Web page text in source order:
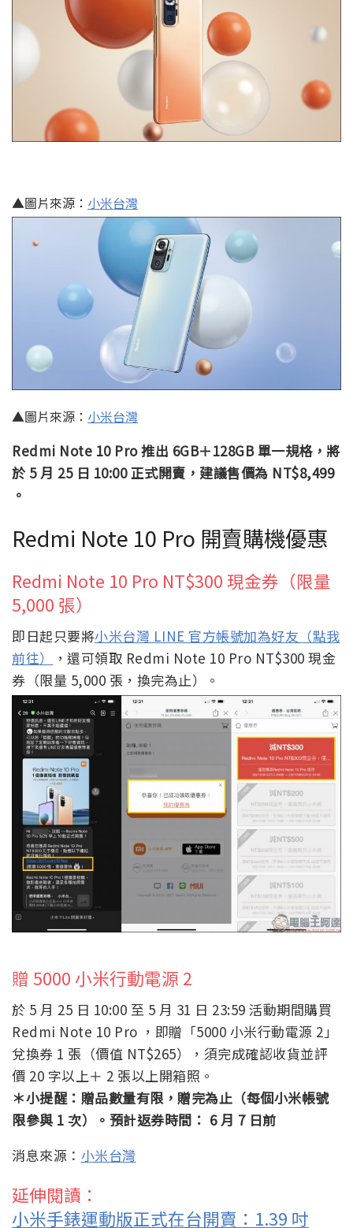
▲圖片來源： 小米台灣
▲圖片來源： 小米台灣
Redmi Note 10 Pro 推出 6GB＋128GB 單一規格，將
於 5 月 25 日 10:00 正式開賣，建議售價為 NT$8,499
。
Redmi Note 10 Pro 開賣購機優惠
Redmi Note 10 Pro NT$300 現金券（限量
5,000 張）
即日起只要將小米台灣 LINE 官方帳號加為好友（點我
前往）
，還可領取 Redmi Note 10 Pro NT$300 現金
券（限量 5,000 張，換完為止）。
贈 5000 小米行動電源 2
於 5 月 25 日 10:00 至 5 月 31 日 23:59 活動期間購買
Redmi Note 10 Pro ，即贈「5000 小米行動電源 2」
兌換券 1 張（價值 NT$265），須完成確認收貨並評
價 20 字以上＋ 2 張以上開箱照。
＊小提醒：贈品數量有限，贈完為止（每個小米帳號
限參與 1 次）。預計返券時間： 6 月 7 日前
消息來源： 小米台灣
延伸閱讀：
小米手錶運動版正式在台開賣：1.39 吋